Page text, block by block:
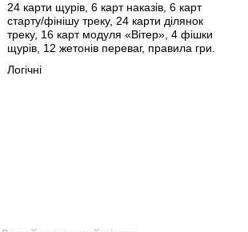
24 карти щурів, 6 карт наказів, 6 карт
старту/фінішу треку, 24 карти ділянок
треку, 16 карт модуля «Вітер», 4 фішки
щурів, 12 жетонів переваг, правила гри.
Логічні